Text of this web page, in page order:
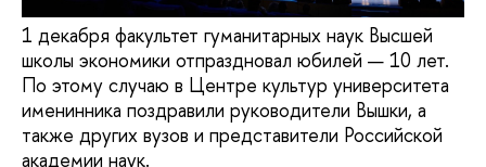
1 декабря факультет гуманитарных наук Высшей
школы экономики отпраздновал юбилей — 10 лет.
По этому случаю в Центре культур университета
именинника поздравили руководители Вышки, а
также других вузов и представители Российской
академии наук.